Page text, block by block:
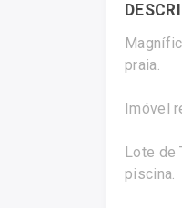
praia.
Imóvel
Lote de
piscina.